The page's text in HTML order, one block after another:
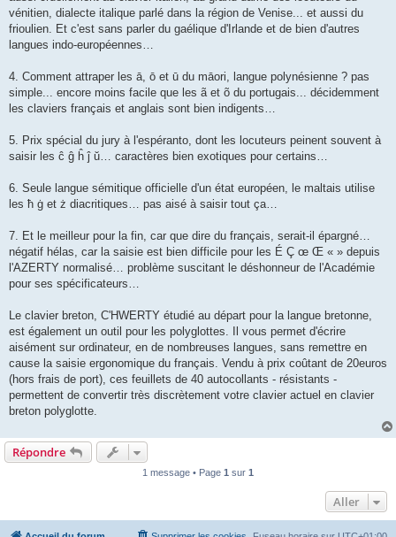
vénitien, dialecte italique parlé dans la région de Venise... et aussi du
frioulien. Et c'est sans parler du gaélique d'Irlande et de bien d'autres
langues indo-européennes…
4. Comment attraper les ā, ō et ū du māori, langue polynésienne ? pas
simple... encore moins facile que les ã et õ du portugais... décidemment
les claviers français et anglais sont bien indigents…
5. Prix spécial du jury à l'espéranto, dont les locuteurs peinent souvent à
saisir les ĉ ĝ ĥ ĵ ŭ… caractères bien exotiques pour certains…
6. Seule langue sémitique officielle d'un état européen, le maltais utilise
les ħ ġ et ż diacritiques… pas aisé à saisir tout ça…
7. Et le meilleur pour la fin, car que dire du français, serait-il épargné…
négatif hélas, car la saisie est bien difficile pour les É Ç œ Œ « » depuis
l'AZERTY normalisé… problème suscitant le déshonneur de l'Académie
pour ses spécificateurs…
Le clavier breton, C'HWERTY étudié au départ pour la langue bretonne,
est également un outil pour les polyglottes. Il vous permet d'écrire
aisément sur ordinateur, en de nombreuses langues, sans remettre en
cause la saisie ergonomique du français. Vendu à prix coûtant de 20euros
(hors frais de port), ces feuillets de 40 autocollants - résistants -
permettent de convertir très discrètement votre clavier actuel en clavier
breton polyglotte.
Répondre
1 message • Page 1 sur 1
Aller